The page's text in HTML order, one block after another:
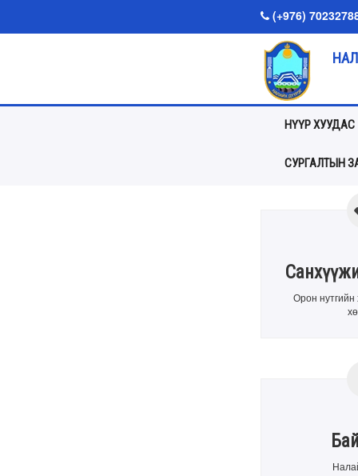
(+976)
НҮҮР ХУУДАС
СУРГАЛТЫН
Орон нутгийн